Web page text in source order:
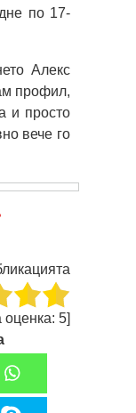
по 17-
Алекс
профил,
и просто
вече го
5]